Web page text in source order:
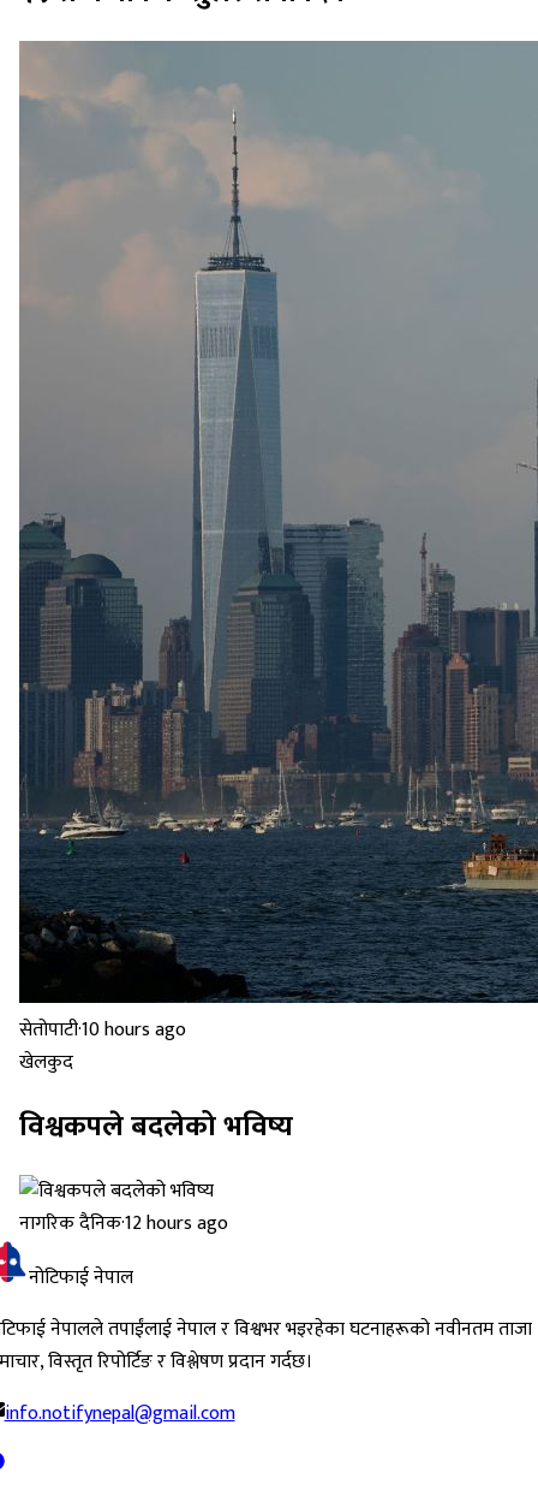
सेतोपाटी·10 hours ago
खेलकुद
विश्वकपले बदलेको भविष्य
नागरिक दैनिक·12 hours ago
नोटिफाई नेपाल
नेपालले तपाईंलाई नेपाल र विश्वभर भइरहेका घटनाहरूको नवीनतम ताजा
विस्तृत रिपोर्टिङ र विश्लेषण प्रदान गर्दछ।
info.notifynepal@gmail.com